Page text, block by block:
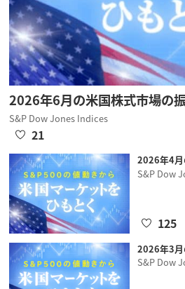
2026年6月の米国株式市場の振
S&P Dow Jones Indices
21
2026年4月
S&P Dow
125
2026年3月
S&P Dow